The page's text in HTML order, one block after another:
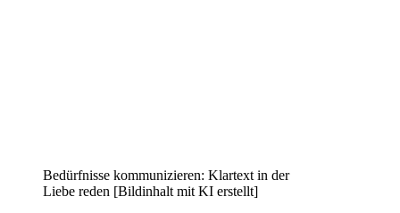
Bedürfnisse kommunizieren: Klartext in der
Liebe reden [Bildinhalt mit KI erstellt]